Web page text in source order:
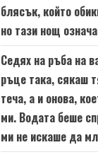
блясък, който
но тази нощ
Седях на ръба на
ръце така, сякаш
теча, а и онова,
ми. Водата беше
ми не искаше да